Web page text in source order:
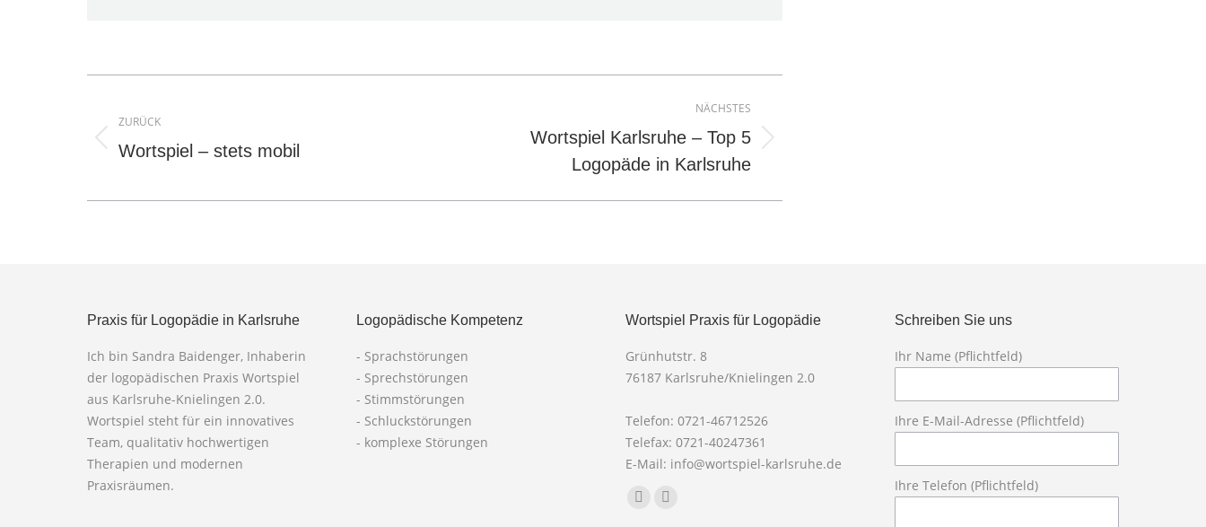
ZURÜCK
Vorheriger
Wortspiel – stets mobil
NÄCHSTES
Wortspiel Karlsruhe – Top 5
Logopäde in Karlsruhe
Praxis für Logopädie in Karlsruhe
Ich bin Sandra Baidenger, Inhaberin
der logopädischen Praxis Wortspiel
aus Karlsruhe-Knielingen 2.0.
Wortspiel steht für ein innovatives
Team, qualitativ hochwertigen
Therapien und modernen
Praxisräumen.
Logopädische Kompetenz
- Sprachstörungen
- Sprechstörungen
- Stimmstörungen
- Schluckstörungen
- komplexe Störungen
Wortspiel Praxis für Logopädie
Grünhutstr. 8
76187 Karlsruhe/Knielingen 2.0
Telefon: 0721-46712526
Telefax: 0721-40247361
E-Mail: info@wortspiel-karlsruhe.de
Finden Sie uns auf:
Facebook
X
Schreiben Sie uns
Ihr Name (Pflichtfeld)
Ihre E-Mail-Adresse (Pflichtfeld)
Ihre Telefon (Pflichtfeld)